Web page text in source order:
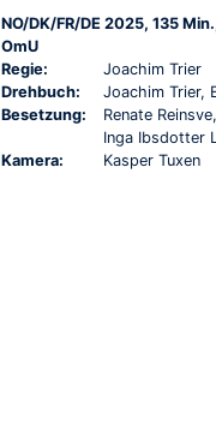
NO/DK/FR/DE 2025, 135
OmU
Regie:
Joachim Trier
Drehbuch:
Joachim Trier,
Besetzung:
Renate
Inga Ibsdotter
Kamera:
Kasper Tuxen